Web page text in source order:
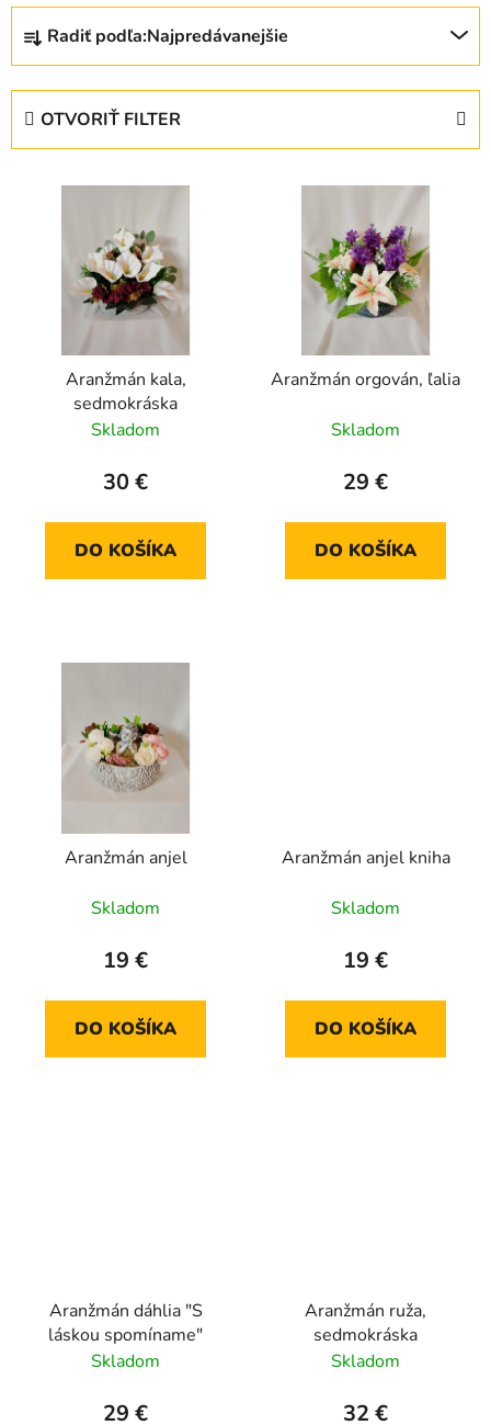
R
d
Radiť podľa:Najpredávanejšie
OTVORIŤ FILTER
Aranžmán kala,
sedmokráska
Skladom
30 €
DO KOŠÍKA
Aranžmán orgován, ľalia
Skladom
29 €
DO KOŠÍKA
Aranžmán anjel
Skladom
19 €
DO KOŠÍKA
Aranžmán anjel kniha
Skladom
19 €
DO KOŠÍKA
Aranžmán dáhlia "S
láskou spomíname"
Skladom
29 €
Aranžmán ruža,
sedmokráska
Skladom
32 €